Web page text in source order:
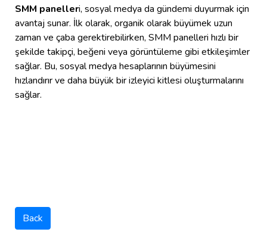
SMM panelleri, sosyal medya da gündemi duyurmak için
avantaj sunar. İlk olarak, organik olarak büyümek uzun
zaman ve çaba gerektirebilirken, SMM panelleri hızlı bir
şekilde takipçi, beğeni veya görüntüleme gibi etkileşimler
sağlar. Bu, sosyal medya hesaplarının büyümesini
hızlandırır ve daha büyük bir izleyici kitlesi oluşturmalarını
sağlar.
Back